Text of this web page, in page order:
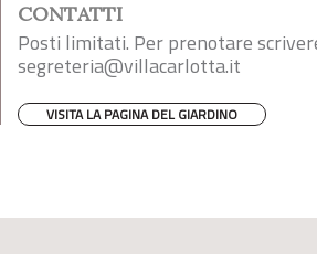
CONTATTI
Posti limitati. Per prenotare
segreteria@villacarlotta.it
VISITA LA PAGINA DEL GIARDINO